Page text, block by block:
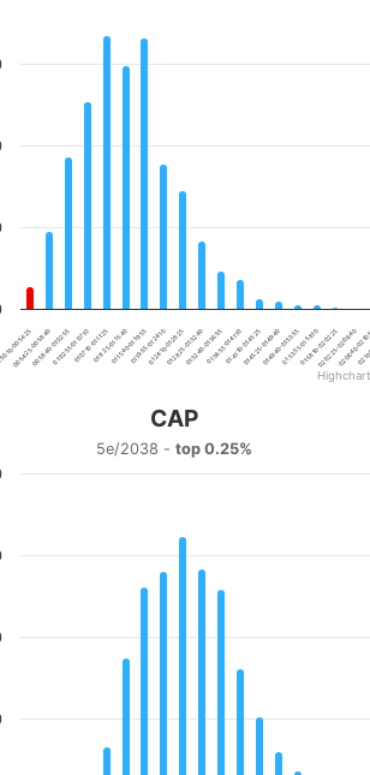
has 1 Y axis displaying nb athlètes. Data
00:50:10-00:54:2500:58:40-01:02:5501:07:10-01:11:2501:15:40-01:19:5501:24:10-01:28:2501:32:40-01:36:5501:41:10-01:45:2501:49:40-01:53:5501:58:10-02:02:2502:06:40-
00:54:25-00:58:4001:02:55-01:07:1001:11:25-01:15:4001:19:55-01:24:1001:28:25-01:32:4001:36:55-01:41:1001:45:25-01:49:4001:53:55-01:58:1002:02:25-02:06:40
with 20 bars.
has 1 X axis displaying categories.
has 1 Y axis displaying nb athlètes. Data
CAP
5e/2038 - top 0.25%